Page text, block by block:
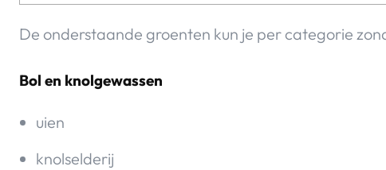
De onderstaande groenten kun je per categorie
Bol en knolgewassen
uien
knolselderij